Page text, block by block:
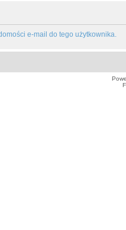
e-mail do tego użytkownika.